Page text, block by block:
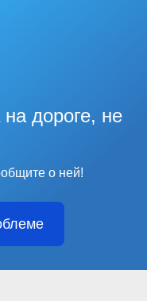
дороге, не
о ней!